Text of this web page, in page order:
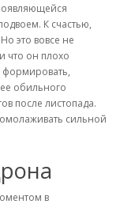
К счастью,
это вовсе не
что он плохо
формировать,
обильного
после листопада.
сильной
в